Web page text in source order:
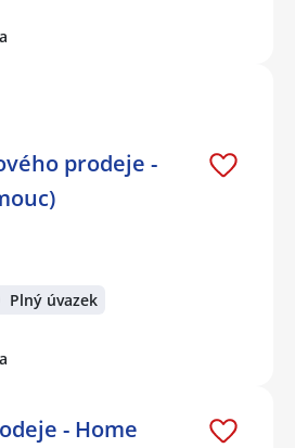
prodeje -
Plný úvazek
- Home